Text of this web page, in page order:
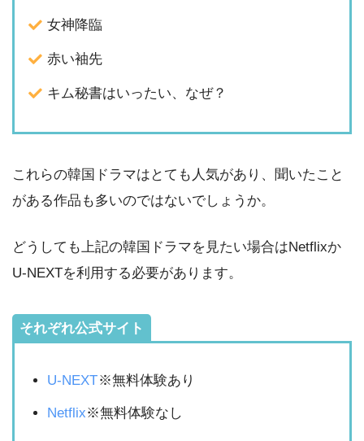
女神降臨
赤い袖先
キム秘書はいったい、なぜ？
これらの韓国ドラマはとても人気があり、聞いたこと
がある作品も多いのではないでしょうか。
どうしても上記の韓国ドラマを見たい場合はNetflixか
U-NEXTを利用する必要があります。
それぞれ公式サイト
U-NEXT※無料体験あり
Netflix※無料体験なし